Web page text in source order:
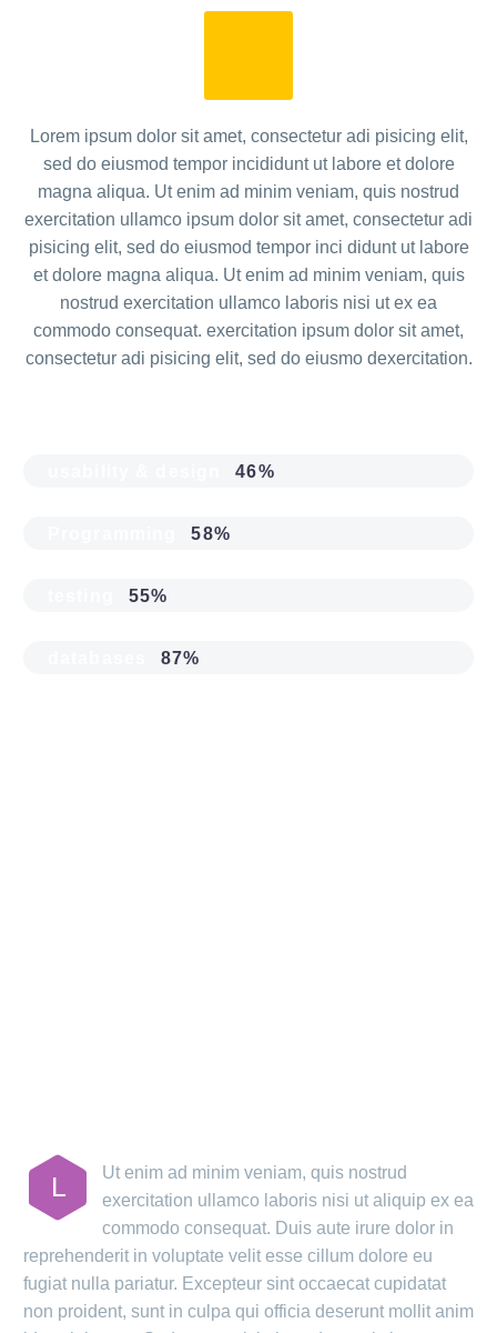
Lorem ipsum dolor sit amet, consectetur adi pisicing elit,
sed do eiusmod tempor incididunt ut labore et dolore
magna aliqua. Ut enim ad minim veniam, quis nostrud
exercitation ullamco ipsum dolor sit amet, consectetur adi
pisicing elit, sed do eiusmod tempor inci didunt ut labore
et dolore magna aliqua. Ut enim ad minim veniam, quis
nostrud exercitation ullamco laboris nisi ut ex ea
commodo consequat. exercitation ipsum dolor sit amet,
consectetur adi pisicing elit, sed do eiusmo dexercitation.
46%
58%
55%
87%
L
Ut enim ad minim veniam, quis nostrud
exercitation ullamco laboris nisi ut aliquip ex ea
commodo consequat. Duis aute irure dolor in
reprehenderit in voluptate velit esse cillum dolore eu
fugiat nulla pariatur. Excepteur sint occaecat cupidatat
non proident, sunt in culpa qui officia deserunt mollit anim